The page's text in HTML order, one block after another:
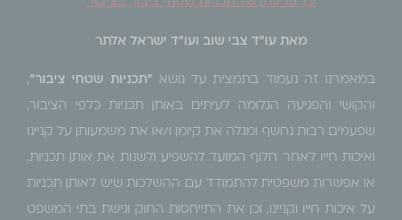
על פגיעתן של תכניות שטחי ציבור בציבור
מאת עו"ד צבי שוב ועו"ד ישראל אלתר
במאמרנו זה נעמוד בתמצית על נושא "תכניות שטחי ציבור",
והקושי והפגיעה הגלומה לעיתים באותן תכניות כלפי הציבור,
שפעמים רבות נחשף ומגלה את קיומן ו/או את משמעותן על קניינו
ואיכות חייו לאחר חלוף המועד להשפיע ולשנות את אותן תכניות,
או אפשרות משפטית להתמודד עם ההשלכות שיש לאותן תכניות
על איכות חייו וקניינו, וכן את התייחסות החוק וגישת בתי המשפט